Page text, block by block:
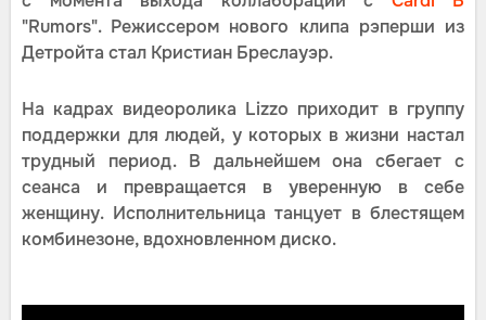
"Rumors". Режиссером нового клипа рэперши из
Детройта стал Кристиан Бреслауэр.
На кадрах видеоролика Lizzo приходит в группу
поддержки для людей, у которых в жизни настал
трудный период. В дальнейшем она сбегает с
сеанса и превращается в уверенную в себе
женщину. Исполнительница танцует в блестящем
комбинезоне, вдохновленном диско.